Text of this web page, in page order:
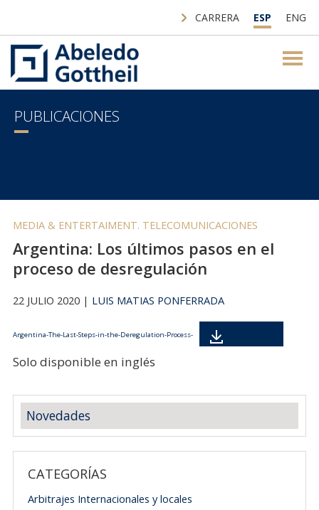
CARRERA ESP ENG
PUBLICACIONES
MEDIA & ENTERTAIMENT. TELECOMUNICACIONES
Argentina: Los últimos pasos en el
proceso de desregulación
22 JULIO 2020 | LUIS MATIAS PONFERRADA
Argentina-The-Last-Steps-in-the-Deregulation-Process-
Solo disponible en inglés
Novedades
CATEGORÍAS
Arbitrajes Internacionales y locales